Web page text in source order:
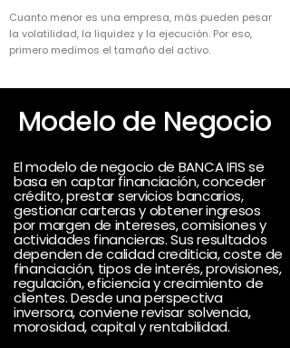
Cuanto menor es una empresa, más pueden pesar
la volatilidad, la liquidez y la ejecución. Por eso,
primero medimos el tamaño del activo.
Modelo de Negocio
El modelo de negocio de BANCA IFIS se
basa en captar financiación, conceder
crédito, prestar servicios bancarios,
gestionar carteras y obtener ingresos
por margen de intereses, comisiones y
actividades financieras. Sus resultados
dependen de calidad crediticia, coste de
financiación, tipos de interés, provisiones,
regulación, eficiencia y crecimiento de
clientes. Desde una perspectiva
inversora, conviene revisar solvencia,
morosidad, capital y rentabilidad.